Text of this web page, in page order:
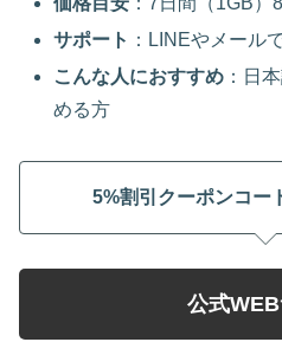
サポート ：LINEやメール
こんな人におすすめ ：日
める方
5%割引クーポンコー
公式